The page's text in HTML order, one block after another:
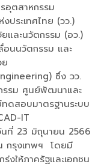
อุตสาหกรรม
ประเทศไทย (วว.)
และนวัตกรรม (อว.)
อนนวัตกรรม และ
ซึ่ง วว.
รรม ศูนย์พัฒนาและ
ดสอบมาตรฐานระบบ
IT
นที่ 23 มิถุนายน 2566
กรุงเทพฯ โดยมี
งให้ภาครัฐและเอกชน